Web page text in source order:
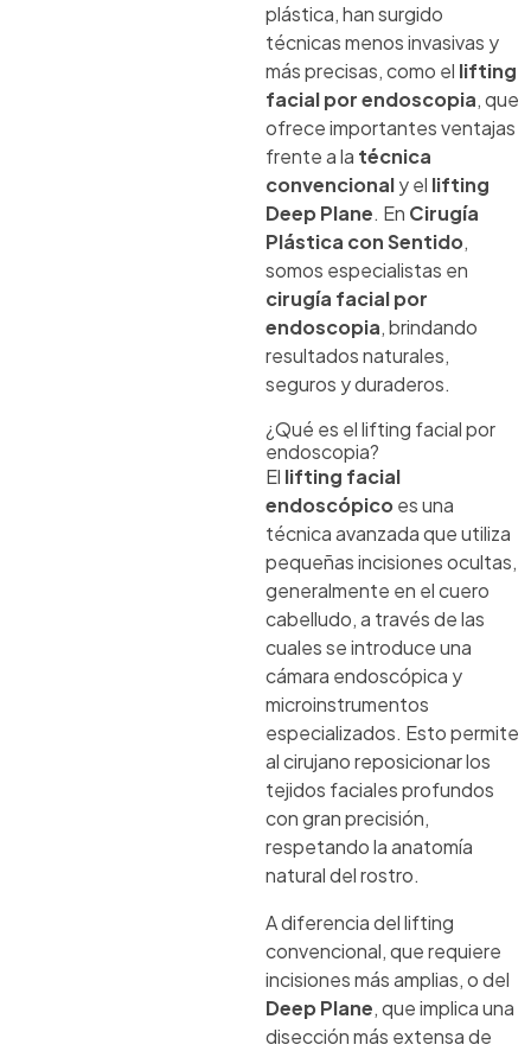
plástica, han surgido
técnicas menos invasivas y
más precisas, como el lifting
facial por endoscopia, que
ofrece importantes ventajas
frente a la técnica
convencionaly el lifting
Deep Plane. En Cirugía
Plástica con Sentido,
somos especialistas en
cirugía facial por
endoscopia, brindando
resultados naturales,
seguros y duraderos.
¿Qué es el lifting facial por
endoscopia?
El lifting facial
endoscópicoes una
técnica avanzada que utiliza
pequeñas incisiones ocultas,
generalmente en el cuero
cabelludo, a través de las
cuales se introduce una
cámara endoscópica y
microinstrumentos
especializados. Esto permite
al cirujano reposicionar los
tejidos faciales profundos
con gran precisión,
respetando la anatomía
natural del rostro.
A diferencia del lifting
convencional, que requiere
incisiones más amplias, o del
Deep Plane, que implica una
disección más extensa de